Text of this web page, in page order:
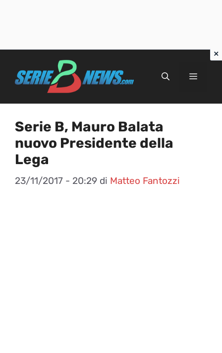
Menu
Serie B, Mauro Balata
nuovo Presidente della
Lega
23/11/2017 - 20:29 di Matteo Fantozzi